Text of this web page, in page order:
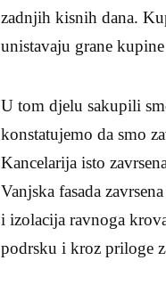
zadnjih kisnih dana.
unistavaju grane
U tom djelu sakupili
konstatujemo da smo
Kancelarija isto
Vanjska fasada
i izolacija ravnoga
podrsku i kroz priloge